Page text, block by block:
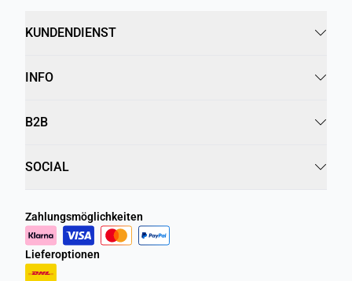
KUNDENDIENST
INFO
B2B
SOCIAL
Zahlungsmöglichkeiten
Lieferoptionen